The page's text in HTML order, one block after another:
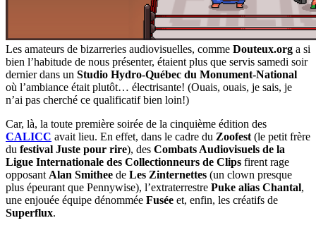
Les amateurs de bizarreries audiovisuelles, comme Douteux.org a si
bien l’habitude de nous présenter, étaient plus que servis samedi soir
dernier dans un Studio Hydro-Québec du Monument-National
où l’ambiance était plutôt… électrisante! (Ouais, ouais, je sais, je
n’ai pas cherché ce qualificatif bien loin!)
Car, là, la toute première soirée de la cinquième édition des
CALICC avait lieu. En effet, dans le cadre du Zoofest(le petit frère
du festival Juste pour rire), des Combats Audiovisuels de la
Ligue Internationale des Collectionneurs de Clips firent rage
opposantAlan Smithee de Les Zinternettes (un clown presque
plus épeurant que Pennywise), l’extraterrestre Puke alias Chantal,
une enjouée équipe dénommée Fusée et, enfin, les créatifs de
Superflux.